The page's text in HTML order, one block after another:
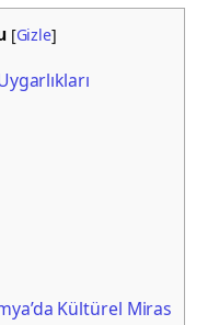
[Gizle]
Kültürel Miras